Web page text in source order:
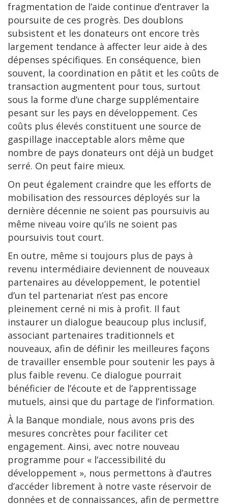
fragmentation de l’aide continue d’entraver la
poursuite de ces progrès. Des doublons
subsistent et les donateurs ont encore très
largement tendance à affecter leur aide à des
dépenses spécifiques. En conséquence, bien
souvent, la coordination en pâtit et les coûts de
transaction augmentent pour tous, surtout
sous la forme d’une charge supplémentaire
pesant sur les pays en développement. Ces
coûts plus élevés constituent une source de
gaspillage inacceptable alors même que
nombre de pays donateurs ont déjà un budget
serré. On peut faire mieux.
On peut également craindre que les efforts de
mobilisation des ressources déployés sur la
dernière décennie ne soient pas poursuivis au
même niveau voire qu’ils ne soient pas
poursuivis tout court.
En outre, même si toujours plus de pays à
revenu intermédiaire deviennent de nouveaux
partenaires au développement, le potentiel
d’un tel partenariat n’est pas encore
pleinement cerné ni mis à profit. Il faut
instaurer un dialogue beaucoup plus inclusif,
associant partenaires traditionnels et
nouveaux, afin de définir les meilleures façons
de travailler ensemble pour soutenir les pays à
plus faible revenu. Ce dialogue pourrait
bénéficier de l’écoute et de l’apprentissage
mutuels, ainsi que du partage de l’information.
À la Banque mondiale, nous avons pris des
mesures concrètes pour faciliter cet
engagement. Ainsi, avec notre nouveau
programme pour « l’accessibilité du
développement », nous permettons à d’autres
d’accéder librement à notre vaste réservoir de
données et de connaissances, afin de permettre